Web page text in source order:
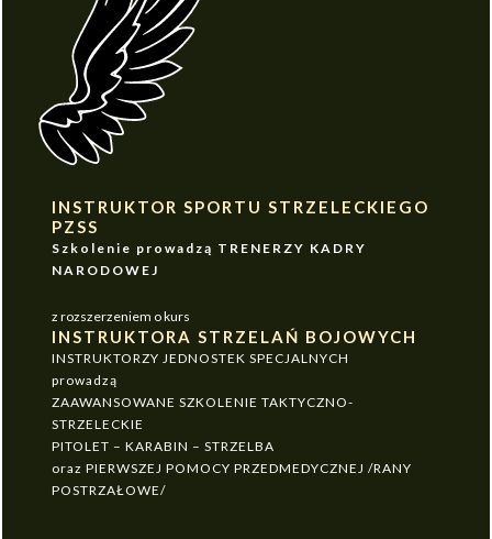
INSTRUKTOR SPORTU STRZELECKIEGO
PZSS
Szkolenie prowadzą TRENERZY KADRY
NARODOWEJ
z rozszerzeniem o kurs
INSTRUKTORA STRZELAŃ BOJOWYCH
INSTRUKTORZY JEDNOSTEK SPECJALNYCH
prowadzą
ZAAWANSOWANE SZKOLENIE TAKTYCZNO-
STRZELECKIE
PITOLET – KARABIN – STRZELBA
oraz PIERWSZEJ POMOCY PRZEDMEDYCZNEJ /RANY
POSTRZAŁOWE/